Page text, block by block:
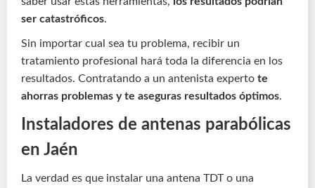
ser catastróficos.
Sin importar cual sea tu problema, recibir un
tratamiento profesional hará toda la diferencia en los
resultados. Contratando a un antenista experto te
ahorras problemas y te aseguras resultados óptimos.
Instaladores de antenas parabólicas
en Jaén
La verdad es que instalar una antena TDT o una